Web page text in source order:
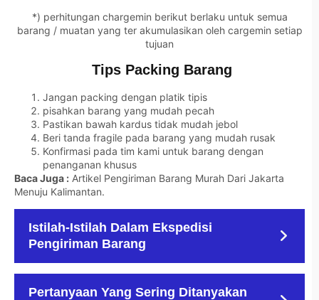
*) perhitungan chargemin berikut berlaku untuk semua
barang / muatan yang ter akumulasikan oleh cargemin setiap
tujuan
Tips Packing Barang
Jangan packing dengan platik tipis
pisahkan barang yang mudah pecah
Pastikan bawah kardus tidak mudah jebol
Beri tanda fragile pada barang yang mudah rusak
Konfirmasi pada tim kami untuk barang dengan
penanganan khusus
Baca Juga : Artikel Pengiriman Barang Murah Dari Jakarta
Menuju Kalimantan.
Istilah-Istilah Dalam Ekspedisi
Pengiriman Barang
Pertanyaan Yang Sering Ditanyakan